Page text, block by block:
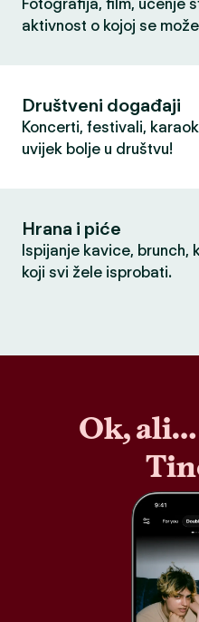
Fotografija, film, učenje
aktivnost o kojoj se
Društveni događaji
Koncerti, festivali,
uvijek bolje u društvu!
Hrana i piće
Ispijanje kavice, brunch,
koji svi žele isprobati.
Ok, ali…